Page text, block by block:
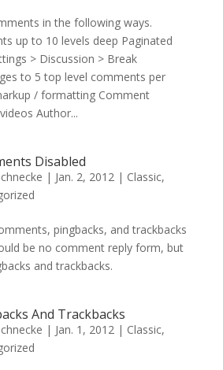
in the following ways.
up to 10 levels deep Paginated
> Discussion > Break
to 5 top level comments per
/ formatting Comment
Author...
Disabled
| Jan. 2, 2012| Classic,
pingbacks, and trackbacks
be no comment reply form, but
and trackbacks.
And Trackbacks
| Jan. 1, 2012| Classic,